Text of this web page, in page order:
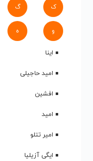
ک گ
و ه
اینا
امید حاجیلی
افشین
امید
امیر تتلو
ایگی آزیلیا